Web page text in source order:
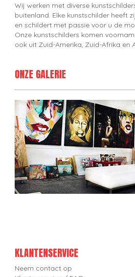
Wij werken met diverse
buitenland. Elke kunstschilder heeft
en schildert met passie voor u de
Onze kunstschilders komen
ook uit Zuid-Amerika, Zuid-Afrika en
ONZE GALERIE
KLANTENSERVICE
Neem contact op